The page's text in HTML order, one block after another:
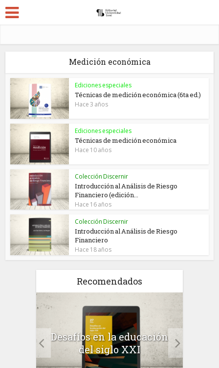
Medición económica
Ediciones especiales
Técnicas de medición económica (6ta ed.)
Hace 3 años
Ediciones especiales
Técnicas de medición económica
Hace 10 años
Colección Discernir
Introducción al Análisis de Riesgo
Financiero (edición...
Hace 16 años
Colección Discernir
Introducción al Análisis de Riesgo
Financiero
Hace 18 años
Recomendados
Desafíos en la educación
del siglo XXI